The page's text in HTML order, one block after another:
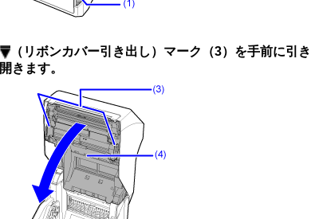
（リボンカバー引き出し）マーク（3）を手前に引
開きます。